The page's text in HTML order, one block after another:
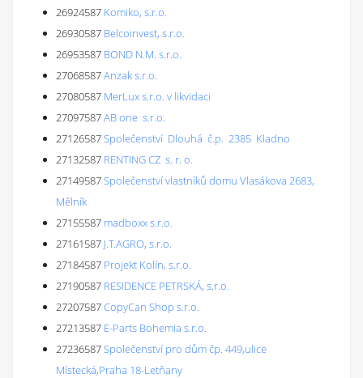
26924587 Komiko, s.r.o.
26930587 Belcoinvest, s.r.o.
26953587 BOND N.M. s.r.o.
27068587Anzak s.r.o.
27080587 MerLux s.r.o. v likvidaci
27097587AB one s.r.o.
27126587Společenství Dlouhá č.p. 2385 Kladno
27132587 RENTING CZ s. r. o.
27149587Společenství vlastníků domu Vlasákova 2683,
Mělník
27155587 madboxx s.r.o.
27161587 J.T.AGRO, s.r.o.
27184587 Projekt Kolín, s.r.o.
27190587 RESIDENCE PETRSKÁ, s.r.o.
27207587CopyCan Shop s.r.o.
27213587 E-Parts Bohemia s.r.o.
27236587Společenství pro dům čp. 449,ulice
Místecká,Praha 18-Letňany